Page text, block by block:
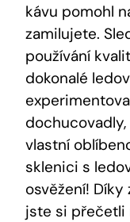
kávu pomohl
zamilujete.
používání
dokonalé
vlastní
sklenici s
osvěžení!
jste si přečetli